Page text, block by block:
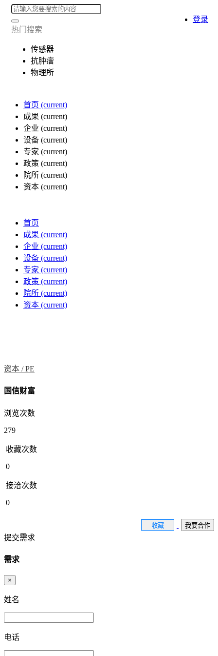
热门搜索
传感器
抗肿瘤
物理所
首页 (current)
成果 (current)
企业 (current)
设备 (current)
专家 (current)
政策 (current)
院所 (current)
资本 (current)
登录
首页
成果 (current)
企业 (current)
设备 (current)
专家 (current)
政策 (current)
院所 (current)
资本 (current)
资本 /PE
国信财富
浏览次数
279
收藏次数
0
接洽次数
0
收藏 我要合作
提交需求
需求
×
姓名
电话